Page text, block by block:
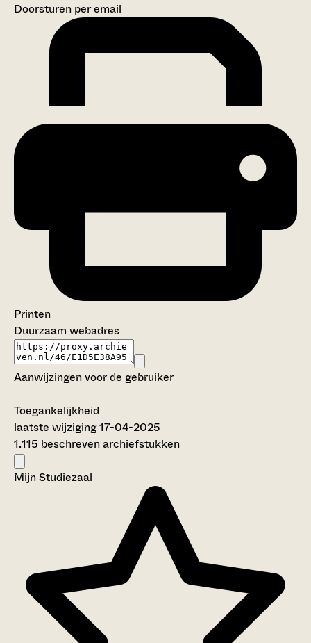
Doorsturen per email
Printen
Duurzaam webadres
Aanwijzingen voor de gebruiker
Toegankelijkheid
laatste wijziging 17-04-2025
1.115 beschreven archiefstukken
Mijn Studiezaal